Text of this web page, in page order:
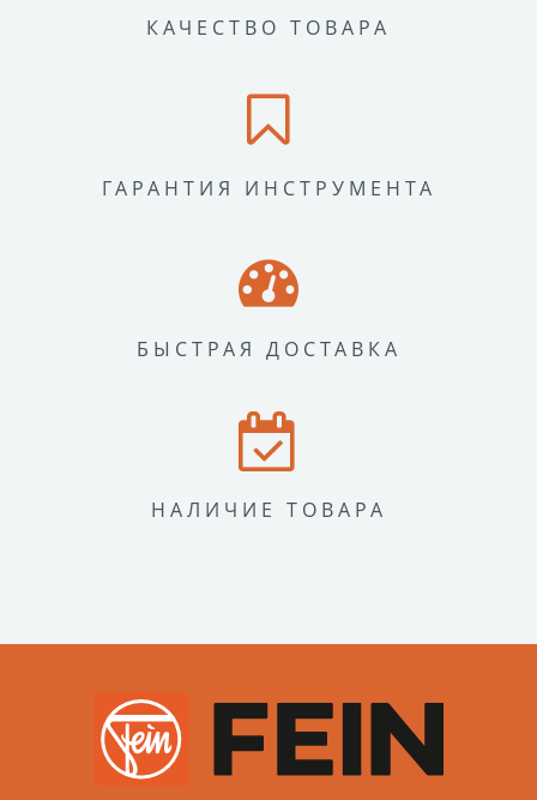
КАЧЕСТВО ТОВАРА
ГАРАНТИЯ ИНСТРУМЕНТА
БЫСТРАЯ ДОСТАВКА
НАЛИЧИЕ ТОВАРА